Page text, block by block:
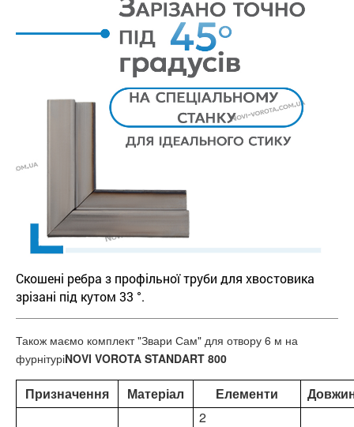
Скошені ребра з профільної труби для хвостовика
зрізані під кутом 33 °.
Також маємо комплект "Звари Сам" для отвору 6 м на
фурнітуріNOVI VOROTA STANDART 800
Призначення Матеріал Елементи
2